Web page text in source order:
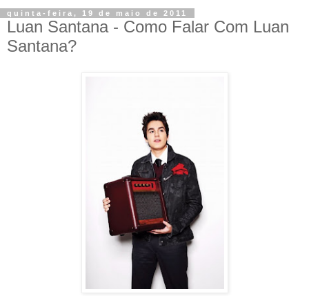
quinta-feira, 19 de maio de 2011
Luan Santana - Como Falar Com Luan
Santana?